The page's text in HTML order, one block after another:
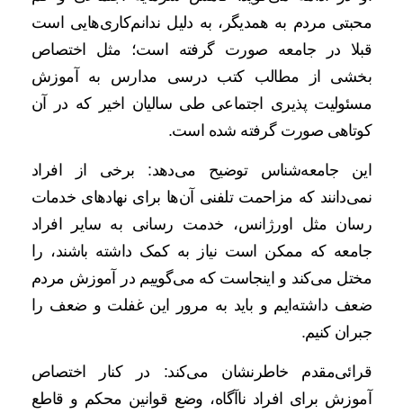
محبتی مردم به همدیگر، به دلیل ندانم‌کاری‌هایی است
قبلا در جامعه صورت گرفته است؛ مثل اختصاص
بخشی از مطالب کتب درسی مدارس به آموزش
مسئولیت پذیری اجتماعی طی سالیان اخیر که در آن
کوتاهی صورت گرفته شده است.
این جامعه‌شناس توضیح می‌دهد: برخی از افراد
نمی‌دانند که مزاحمت تلفنی آن‌ها برای نهادهای خدمات
رسان مثل اورژانس، خدمت رسانی به سایر افراد
جامعه که ممکن است نیاز به کمک داشته باشند، را
مختل می‌کند و اینجاست که می‌گوییم در آموزش مردم
ضعف داشته‌ایم و باید به مرور این غفلت و ضعف را
جبران کنیم.
قرائی‌مقدم خاطرنشان می‌کند: در کنار اختصاص
آموزش برای افراد ناآگاه، وضع قوانین محکم و قاطع